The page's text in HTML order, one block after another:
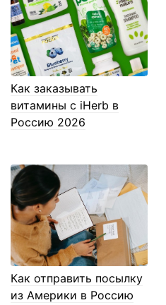
Как заказывать
витамины с iHerb в
Россию 2026
Как отправить посылку
из Америки в Россию